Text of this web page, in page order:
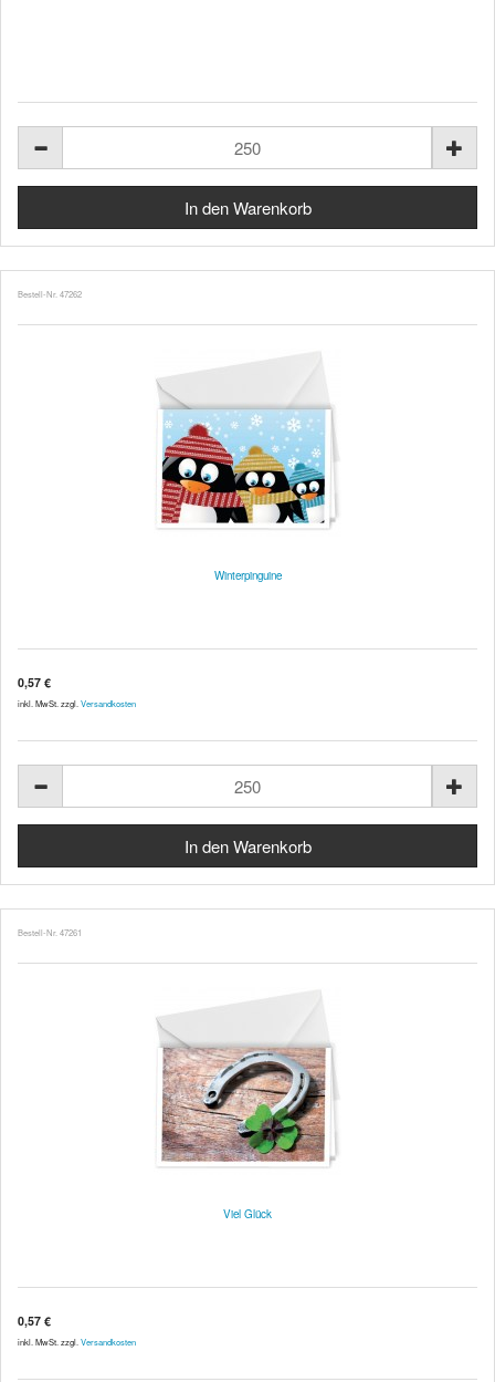
Bestell-Nr. 47262
Winterpinguine
0,57 €
inkl. MwSt. zzgl. Versandkosten
Bestell-Nr. 47261
Viel Glück
0,57 €
inkl. MwSt. zzgl. Versandkosten